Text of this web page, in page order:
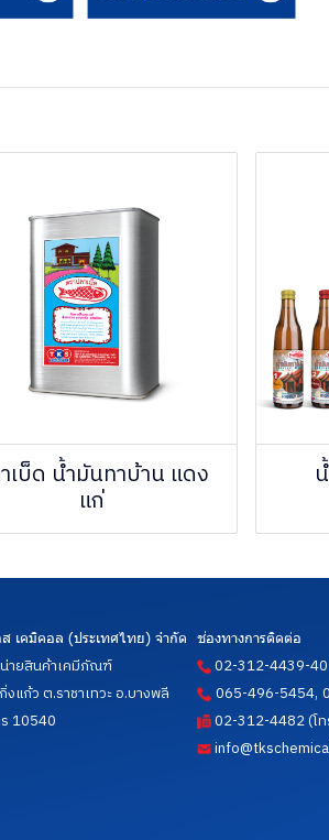
เบ็ด น้ำมันทาบ้าน แดง
แก่
เคมิคอล (ประเทศไทย) จำกัด
ายสินค้าเคมีภัณฑ์
แก้ว ต.ราชาเทวะ อ.บางพลี
10540
ช่องทางการติดต่อ
02-312-4439-40
065-496-5454,
02-312-4482 (โท